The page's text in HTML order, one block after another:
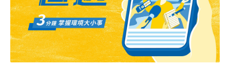
保局限期將汙染改善完成，但仍造成環境汙染，因此決定
重罰。陳永信指出，華映外漏的油，不是生產過程的廢棄
物，而是鍋爐燃燒用的重油，因重油還是會汙染環